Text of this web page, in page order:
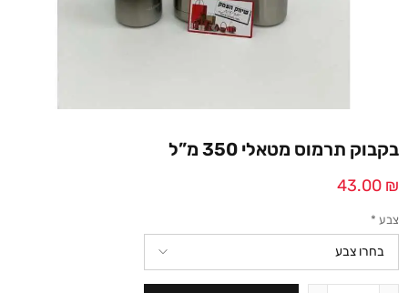
בקבוק תרמוס מטאלי 350 מ”ל
43.00 ₪
צבע *